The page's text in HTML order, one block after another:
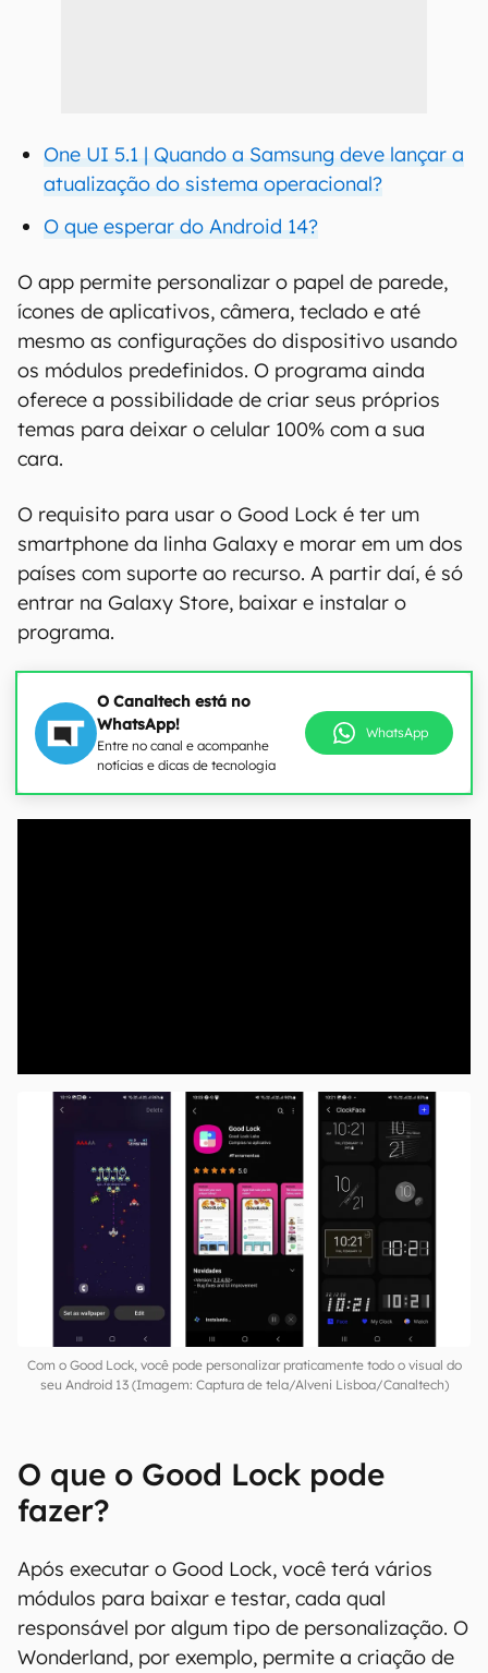
One UI 5.1 | Quando a Samsung deve lançar a
atualização do sistema operacional?
O que esperar do Android 14?
O app permite personalizar o papel de parede,
ícones de aplicativos, câmera, teclado e até
mesmo as configurações do dispositivo usando
os módulos predefinidos. O programa ainda
oferece a possibilidade de criar seus próprios
temas para deixar o celular 100% com a sua
cara.
O requisito para usar o Good Lock é ter um
smartphone da linha Galaxy e morar em um dos
países com suporte ao recurso. A partir daí, é só
entrar na Galaxy Store, baixar e instalar o
programa.
O Canaltech está no
WhatsApp!
Entre no canal e acompanhe
notícias e dicas de tecnologia
WhatsApp
Com o Good Lock, você pode personalizar praticamente todo o visual do
seu Android 13 (Imagem: Captura de tela/Alveni Lisboa/Canaltech)
O que o Good Lock pode
fazer?
Após executar o Good Lock, você terá vários
módulos para baixar e testar, cada qual
responsável por algum tipo de personalização. O
Wonderland, por exemplo, permite a criação de